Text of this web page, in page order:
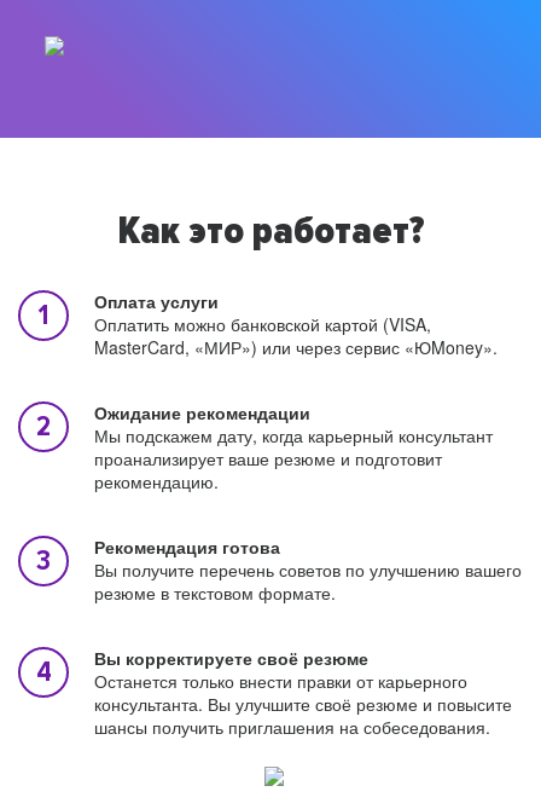
Как это работает?
Оплата услуги
Оплатить можно банковской картой (VISA,
MasterCard, «МИР») или через сервис «ЮMoney».
Ожидание рекомендации
Мы подскажем дату, когда карьерный консультант
проанализирует ваше резюме и подготовит
рекомендацию.
Рекомендация готова
Вы получите перечень советов по улучшению вашего
резюме в текстовом формате.
Вы корректируете своё резюме
Останется только внести правки от карьерного
консультанта. Вы улучшите своё резюме и повысите
шансы получить приглашения на собеседования.